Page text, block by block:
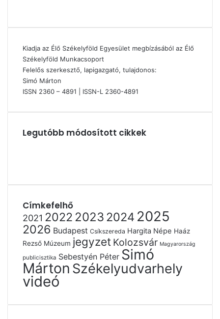
Kiadja az Élő Székelyföld Egyesület megbízásából az Élő
Székelyföld Munkacsoport
Felelős szerkesztő, lapigazgató, tulajdonos:
Simó Márton
ISSN 2360 – 4891 | ISSN-L 2360-4891
Legutóbb módosított cikkek
Címkefelhő
2021 2022 2023 2024 2025
2026 Budapest Csíkszereda Hargita Népe Haáz
Rezső Múzeum jegyzet Kolozsvár Magyarország
publicisztika Sebestyén Péter Simó
Márton Székelyudvarhely
videó